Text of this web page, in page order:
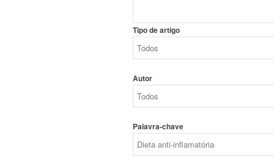
Tipo de artigo
Autor
Palavra-chave